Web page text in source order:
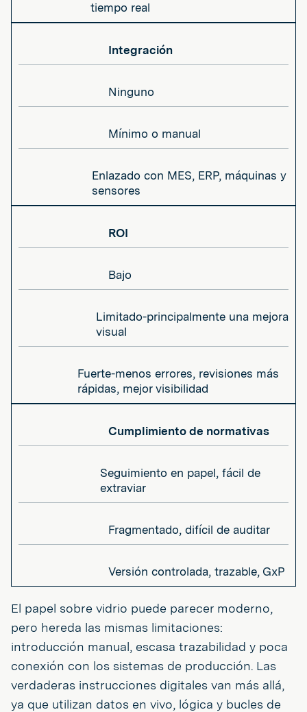
tiempo real
Integración
Ninguno
Mínimo o manual
Enlazado con MES, ERP, máquinas y
sensores
ROI
Bajo
Limitado-principalmente una mejora
visual
Fuerte-menos errores, revisiones más
rápidas, mejor visibilidad
Cumplimiento de normativas
Seguimiento en papel, fácil de
extraviar
Fragmentado, difícil de auditar
Versión controlada, trazable, GxP
El papel sobre vidrio puede parecer moderno,
pero hereda las mismas limitaciones:
introducción manual, escasa trazabilidad y poca
conexión con los sistemas de producción. Las
verdaderas instrucciones digitales van más allá,
ya que utilizan datos en vivo, lógica y bucles de